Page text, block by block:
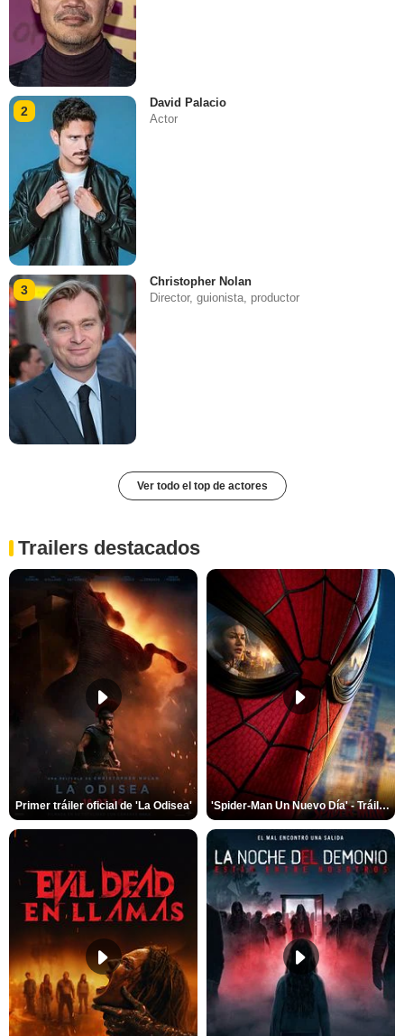
2
David Palacio
Actor
3
Christopher Nolan
Director, guionista, productor
Ver todo el top de actores
Trailers destacados
Primer tráiler oficial de 'La Odisea' 'Spider-Man Un Nuevo Día' - Tráiler oficial subtitulado